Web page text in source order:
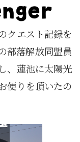
クエスト記録を
部落解放同盟員
、蓮池に太陽光
便りを頂いたの